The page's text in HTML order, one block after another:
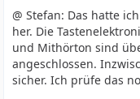
@ Stefan: Das hatte
her. Die
und Mithörton sind
angeschlossen.
sicher. Ich prüfe das